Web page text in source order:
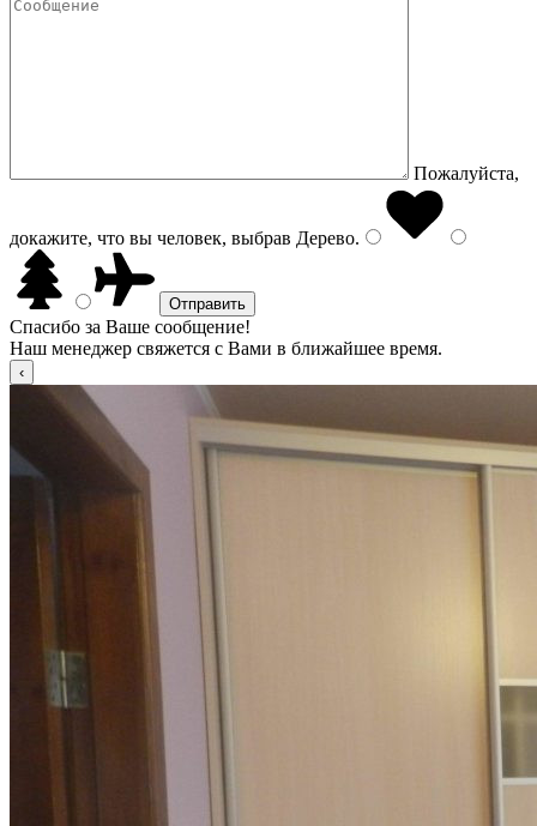
Пожалуйста,
докажите, что вы человек, выбрав Дерево.
Спасибо за Ваше сообщение!
Наш менеджер свяжется с Вами в ближайшее время.